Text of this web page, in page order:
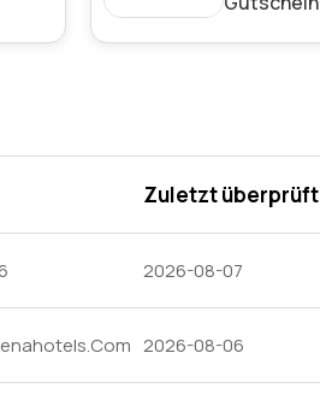
Zuletzt überprüft
2026-08-07
2026-08-06